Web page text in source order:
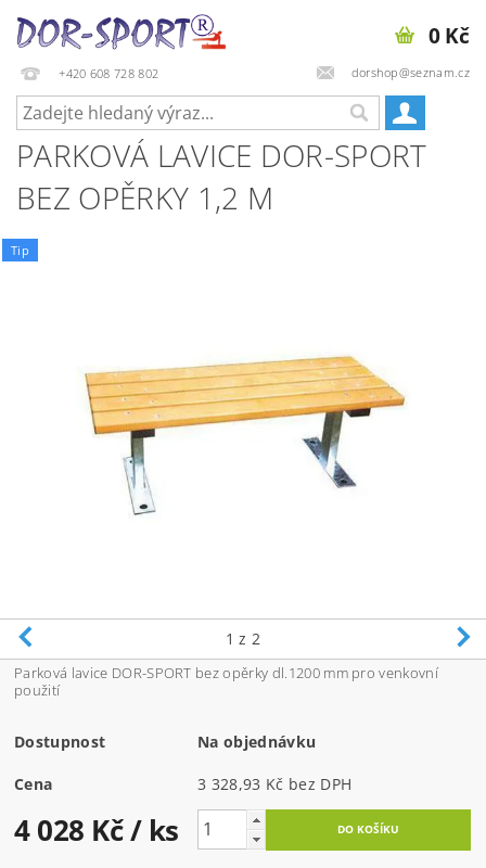
+420 608 728 802 dorshop@seznam.cz
0 Kč
PARKOVÁ LAVICE DOR-SPORT
BEZ OPĚRKY 1,2 M
Tip
1 z 2
Parková lavice DOR-SPORT bez opěrky dl.1200 mm pro venkovní
použití
Dostupnost Na objednávku
Cena 3 328,93 Kč bez DPH
4 028 Kč/ ks